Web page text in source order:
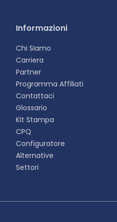
Informazioni
Chi Siamo
Carriera
Partner
Programma Affiliati
Contattaci
Glossario
Kit Stampa
CPQ
Configuratore
Alternative
Settori